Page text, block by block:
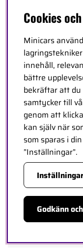
Slash 2WD 1/10 RTR
Blå med Batteri/
UTGÅTT
Artnr:TRX58034-2-BLU
Cirkapris: 4019kr
UTGÅTT
Cookies
Minicars
innehåll,
bättre
bekräftar att du
samtycker till
genom att
kan själv när
som sparas i
”Inställningar”.
Godkänn